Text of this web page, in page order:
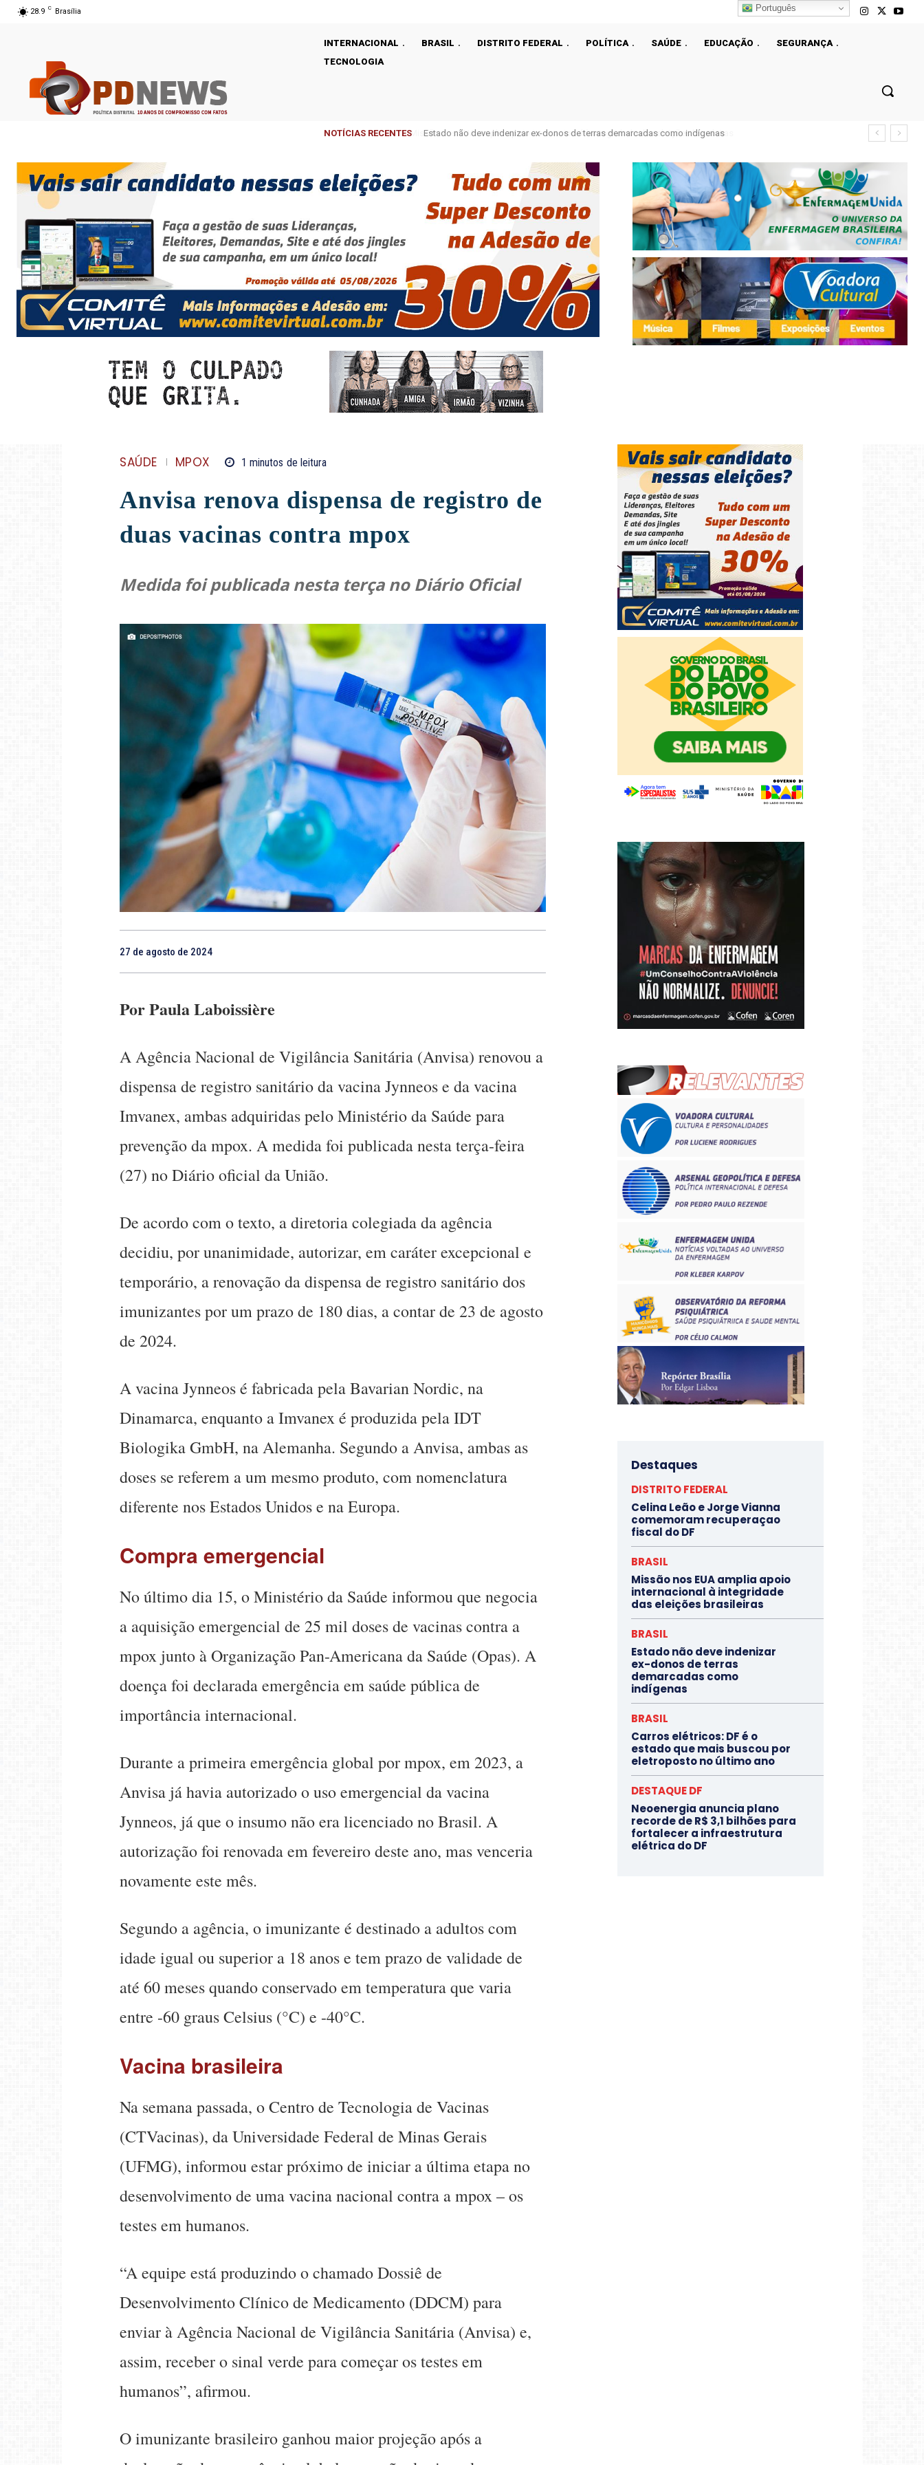
28.9 C Brasília
INTERNACIONAL BRASIL DISTRITO FEDERAL POLÍTICA SAÚDE EDUCAÇÃO
SEGURANÇA
TECNOLOGIA
NOTÍCIAS RECENTES Estado não deve indenizar ex-donos de terras demarcadas como indígenas
SAÚDE MPOX 1 minutos de leitura
Anvisa renova dispensa de registro de
duas vacinas contra mpox
Medida foi publicada nesta terça no Diário Oficial
27 de agosto de 2024
Por Paula Laboissière
A Agência Nacional de Vigilância Sanitária (Anvisa) renovou a
dispensa de registro sanitário da vacina Jynneos e da vacina
Imvanex, ambas adquiridas pelo Ministério da Saúde para
prevenção da mpox. A medida foi publicada nesta terça-feira
(27) no Diário oficial da União.
De acordo com o texto, a diretoria colegiada da agência
decidiu, por unanimidade, autorizar, em caráter excepcional e
temporário, a renovação da dispensa de registro sanitário dos
imunizantes por um prazo de 180 dias, a contar de 23 de agosto
de 2024.
A vacina Jynneos é fabricada pela Bavarian Nordic, na
Dinamarca, enquanto a Imvanex é produzida pela IDT
Biologika GmbH, na Alemanha. Segundo a Anvisa, ambas as
doses se referem a um mesmo produto, com nomenclatura
diferente nos Estados Unidos e na Europa.
Compra emergencial
No último dia 15, o Ministério da Saúde informou que negocia
a aquisição emergencial de 25 mil doses de vacinas contra a
mpox junto à Organização Pan-Americana da Saúde (Opas). A
doença foi declarada emergência em saúde pública de
importância internacional.
Durante a primeira emergência global por mpox, em 2023, a
Anvisa já havia autorizado o uso emergencial da vacina
Jynneos, já que o insumo não era licenciado no Brasil. A
autorização foi renovada em fevereiro deste ano, mas venceria
novamente este mês.
Segundo a agência, o imunizante é destinado a adultos com
idade igual ou superior a 18 anos e tem prazo de validade de
até 60 meses quando conservado em temperatura que varia
entre -60 graus Celsius (°C) e -40°C.
Vacina brasileira
Na semana passada, o Centro de Tecnologia de Vacinas
(CTVacinas), da Universidade Federal de Minas Gerais
(UFMG), informou estar próximo de iniciar a última etapa no
desenvolvimento de uma vacina nacional contra a mpox – os
testes em humanos.
“A equipe está produzindo o chamado Dossiê de
Desenvolvimento Clínico de Medicamento (DDCM) para
enviar à Agência Nacional de Vigilância Sanitária (Anvisa) e,
assim, receber o sinal verde para começar os testes em
humanos”, afirmou.
O imunizante brasileiro ganhou maior projeção após a
Destaques
DISTRITO FEDERAL
Celina Leão e Jorge Vianna
comemoram recuperaçao
fiscal do DF
BRASIL
Missão nos EUA amplia apoio
internacional à integridade
das eleições brasileiras
BRASIL
Estado não deve indenizar
ex-donos de terras
demarcadas como
indígenas
BRASIL
Carros elétricos: DF é o
estado que mais buscou por
eletroposto no último ano
DESTAQUE DF
Neoenergia anuncia plano
recorde de R$ 3,1 bilhões para
fortalecer a infraestrutura
elétrica do DF
Português